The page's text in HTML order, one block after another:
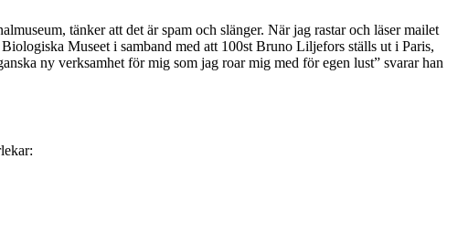
tänker att det är spam och slänger. När jag rastar och läser mailet
Museet i samband med att 100st Bruno Liljefors ställs ut i Paris,
ny verksamhet för mig som jag roar mig med för egen lust” svarar han